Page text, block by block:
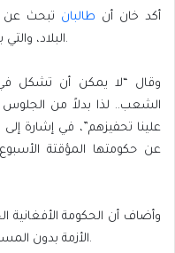
أكد خان أن طالبان تبحث عن
البلاد، والتي بدورها من الممكن أن تحول الأمور للأسوأ.
وقال “لا يمكن أن تشكل في
الشعب.. لذا بدلاً من الجلوس
علينا تحفيزهم”، في إشارة
عن حكومتها المؤقتة
وأضاف أن الحكومة الأفغانية
الأزمة بدون المساعدة الدولية لدفعها في الاتجاه الصحيح.